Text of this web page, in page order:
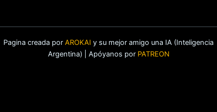
Pagina creada por AROKAI y su mejor amigo una IA (Inteligencia
Argentina) | Apóyanos por PATREON